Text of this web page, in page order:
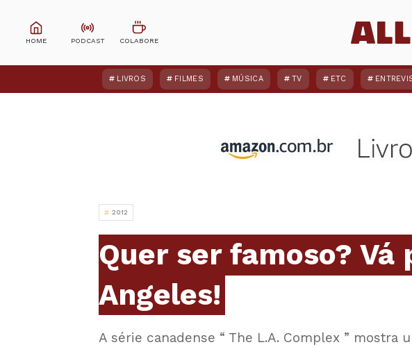
LIVROS FILMES MÚSICA TV ETC
2012
Quer ser famoso? Vá
Angeles!
A série canadense “ The L.A. Complex ” mostra